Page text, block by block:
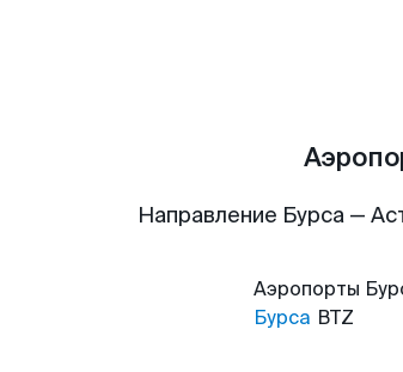
Направление Бурса —
Аэропорты
Бурса BTZ